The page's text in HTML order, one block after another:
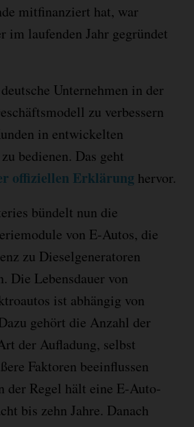
mitfinanziert hat, war
im laufenden Jahr gegründet
Unternehmen in der
zu verbessern
in entwickelten
bedienen. Das geht
offiziellen Erklärung hervor.
bündelt nun die
von E-Autos, die
zu Dieselgeneratoren
Die Lebensdauer von
ist abhängig von
gehört die Anzahl der
der Aufladung, selbst
Faktoren beeinflussen
der Regel hält eine E-Auto-
bis zehn Jahre. Danach